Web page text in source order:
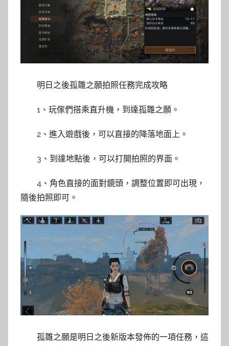
明日之後孤雛之願拍照任務完成攻略
1、玩傢們搭乘直升機，到達孤雛之願。
2、進入遊戲後，可以直接的降落地面上。
3、到達地點後，可以打開拍照的界面。
4、角色直接的面對鏡頭，調整位置即可出現，
隨後拍照即可。
孤雛之願是明日之後新版本發佈的一項任務，這